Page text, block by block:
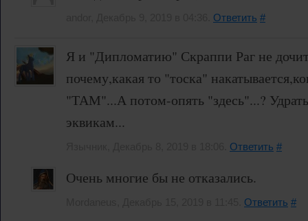
Ответить #
Я и "Дипломатию" Скраппи Раг не
почему,какая то "тоска"
"ТАМ"...А потом-опять "здесь"...?
эквикам...
Ответить #
Очень многие бы не отказались.
Ответить #